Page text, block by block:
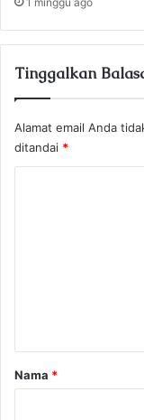
Tinggalkan
Alamat email Anda
ditandai *
r
Nama *